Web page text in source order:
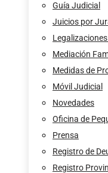
Guía Judicial
Juicios por
Mediación
Medidas de
Móvil Judicial
Novedades
Oficina de
Prensa
Registro de
Registro